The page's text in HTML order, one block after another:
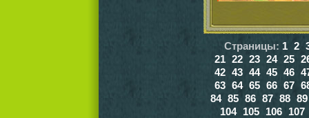
Страницы: 1 2
21 22 23 24 25
42 43 44 45 46
63 64 65 66 67
84 85 86 87 88 89
104 105 106 107